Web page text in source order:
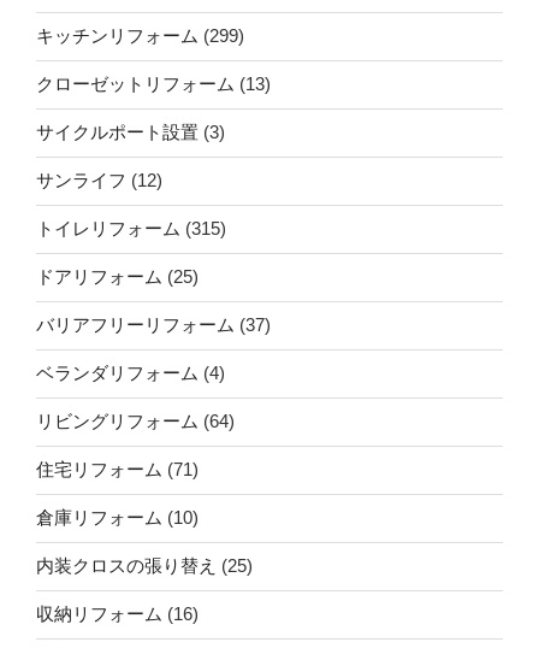
キッチンリフォーム (299)
クローゼットリフォーム (13)
サイクルポート設置 (3)
サンライフ (12)
トイレリフォーム (315)
ドアリフォーム (25)
バリアフリーリフォーム (37)
ベランダリフォーム (4)
リビングリフォーム (64)
住宅リフォーム (71)
倉庫リフォーム (10)
内装クロスの張り替え (25)
収納リフォーム (16)